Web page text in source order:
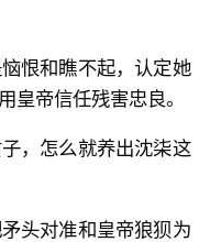
恨和瞧不起，认定她
皇帝信任残害忠良。
，怎么就养出沈柒这
头对准和皇帝狼狈为